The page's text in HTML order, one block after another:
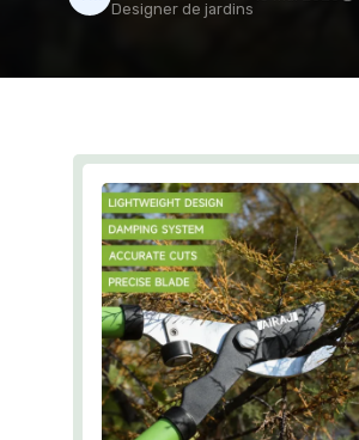
Designer de jardins